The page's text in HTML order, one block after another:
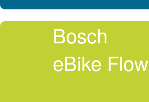
Bosch
eBike Flow